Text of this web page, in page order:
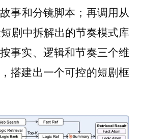
事和分镜脚本 ；再调用从
剧中拆解出的节奏模式库
事实、逻辑和节奏三个维
搭建出一个可控的短剧框